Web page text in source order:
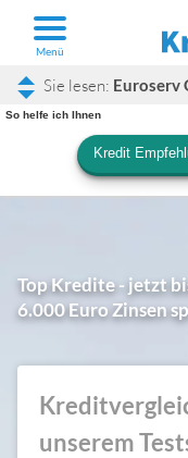
Menü
Euroserv
So helfe ich Ihnen
Kredit
Top Kredite - jetzt
6.000 Euro Zinsen
unserem